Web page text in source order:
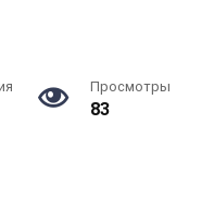
Просмотры
83